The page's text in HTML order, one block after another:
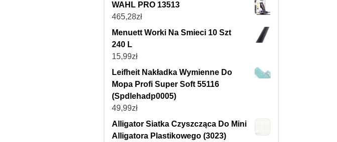
WAHL PRO 13513
465,28zł
Menuett Worki Na Smieci 10 Szt
240 L
15,99zł
Leifheit Nakładka Wymienne Do
Mopa Profi Super Soft 55116
(Spdlehadp0005)
49,99zł
Alligator Siatka Czyszcząca Do Mini
Alligatora Plastikowego (3023)